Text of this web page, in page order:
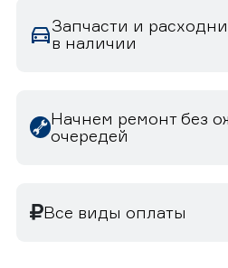
Запчасти и
в наличии
Начнем ремонт без
очередей
Все виды оплаты